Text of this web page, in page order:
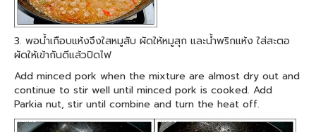
3. พอน้ำเกือบแห้งจึงใสหมูสับ ผัดให้หมูสุก และน้ำพริกแห้ง ใส่สะตอ
ผัดให้เข้ากันดีแล้วปิดไฟ
Add minced pork when the mixture are almost dry out and
continue to stir well until minced pork is cooked. Add
Parkia nut, stir until combine and turn the heat off.